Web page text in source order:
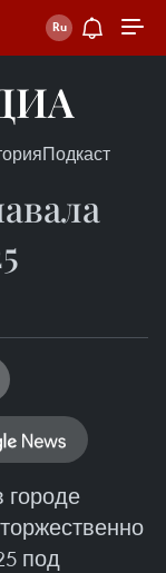
Подкаст
городе
под